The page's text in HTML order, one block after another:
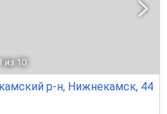
из 10
р-н, Нижнекамск, 44